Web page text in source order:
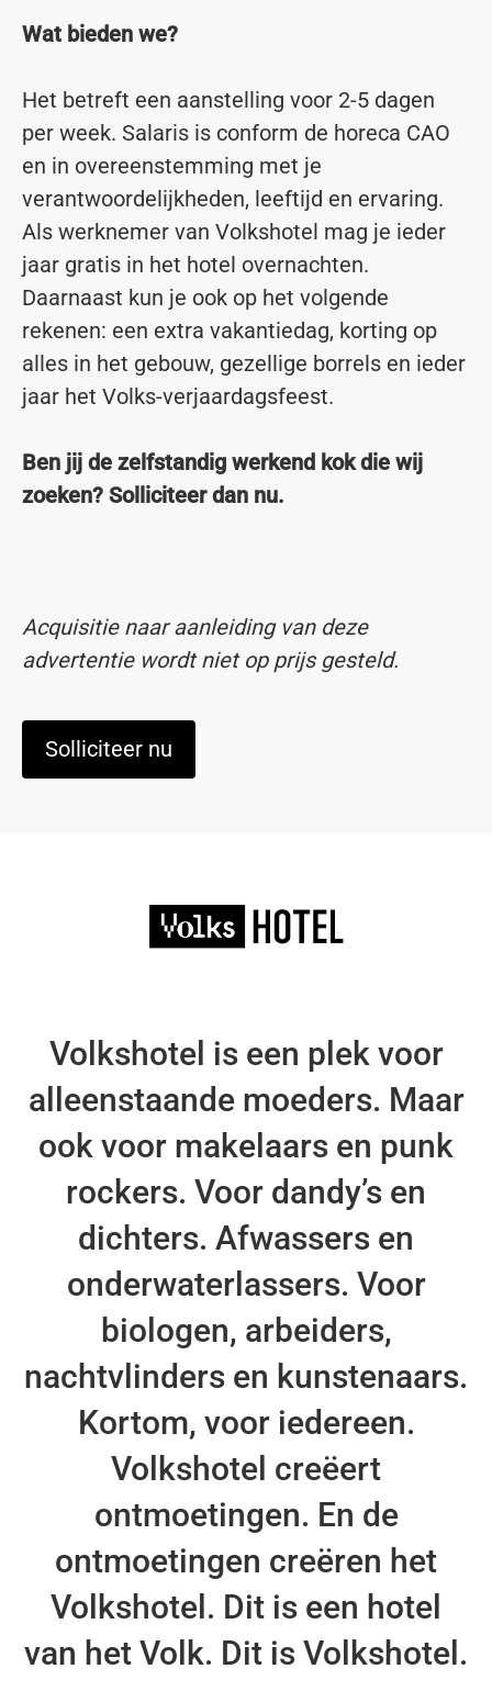
Wat bieden we?
Het betreft een aanstelling voor 2-5 dagen
per week. Salaris is conform de horeca CAO
en in overeenstemming met je
verantwoordelijkheden, leeftijd en ervaring.
Als werknemer van Volkshotel mag je ieder
jaar gratis in het hotel overnachten.
Daarnaast kun je ook op het volgende
rekenen: een extra vakantiedag, korting op
alles in het gebouw, gezellige borrels en ieder
jaar het Volks-verjaardagsfeest.
Ben jij de zelfstandig werkend kok die wij
zoeken? Solliciteer dan nu.
Acquisitie naar aanleiding van deze
advertentie wordt niet op prijs gesteld.
Solliciteer nu
Volkshotel is een plek voor
alleenstaande moeders. Maar
ook voor makelaars en punk
rockers. Voor dandy’s en
dichters. Afwassers en
onderwaterlassers. Voor
biologen, arbeiders,
nachtvlinders en kunstenaars.
Kortom, voor iedereen.
Volkshotel creëert
ontmoetingen. En de
ontmoetingen creëren het
Volkshotel. Dit is een hotel
van het Volk. Dit is Volkshotel.